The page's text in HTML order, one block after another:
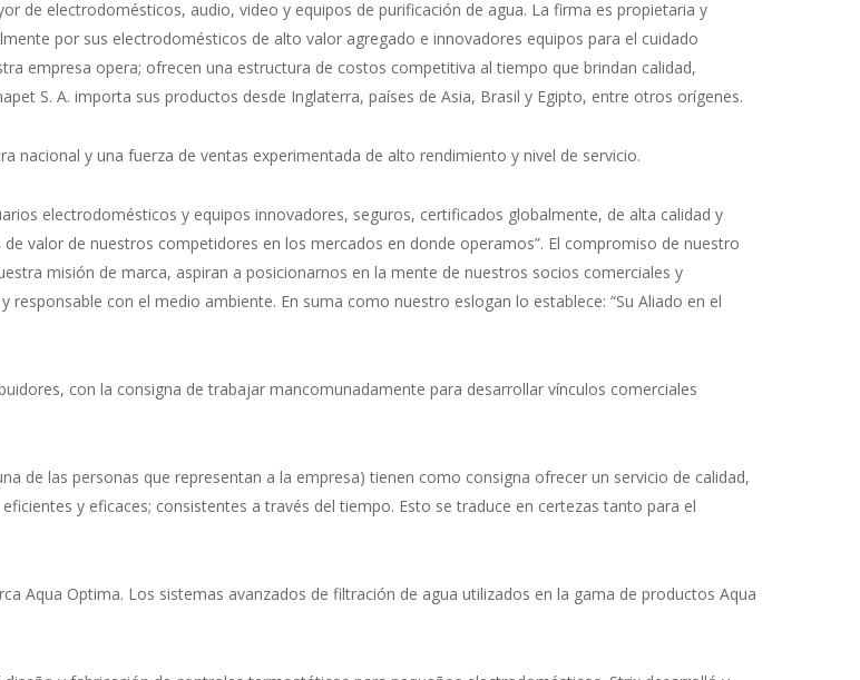
de electrodomésticos, audio, video y equipos de purificación de agua. La firma es propietaria y
por sus electrodomésticos de alto valor agregado e innovadores equipos para el cuidado
empresa opera; ofrecen una estructura de costos competitiva al tiempo que brindan calidad,
S. A. importa sus productos desde Inglaterra, países de Asia, Brasil y Egipto, entre otros orígenes.
nacional y una fuerza de ventas experimentada de alto rendimiento y nivel de servicio.
electrodomésticos y equipos innovadores, seguros, certificados globalmente, de alta calidad y
valor de nuestros competidores en los mercados en donde operamos”. El compromiso de nuestro
misión de marca, aspiran a posicionarnos en la mente de nuestros socios comerciales y
con el medio ambiente. En suma como nuestro eslogan lo establece: “Su Aliado en el
con la consigna de trabajar mancomunadamente para desarrollar vínculos comerciales
de las personas que representan a la empresa) tienen como consigna ofrecer un servicio de calidad,
y eficaces; consistentes a través del tiempo. Esto se traduce en certezas tanto para el
Aqua Optima. Los sistemas avanzados de filtración de agua utilizados en la gama de productos Aqua